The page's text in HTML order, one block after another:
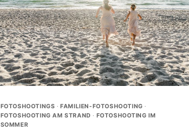
FOTOSHOOTINGS ·FAMILIEN-FOTOSHOOTING ·
FOTOSHOOTING AM STRAND · FOTOSHOOTING IM
SOMMER